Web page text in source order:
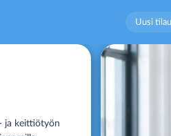
Uusi
ja keittiötyön